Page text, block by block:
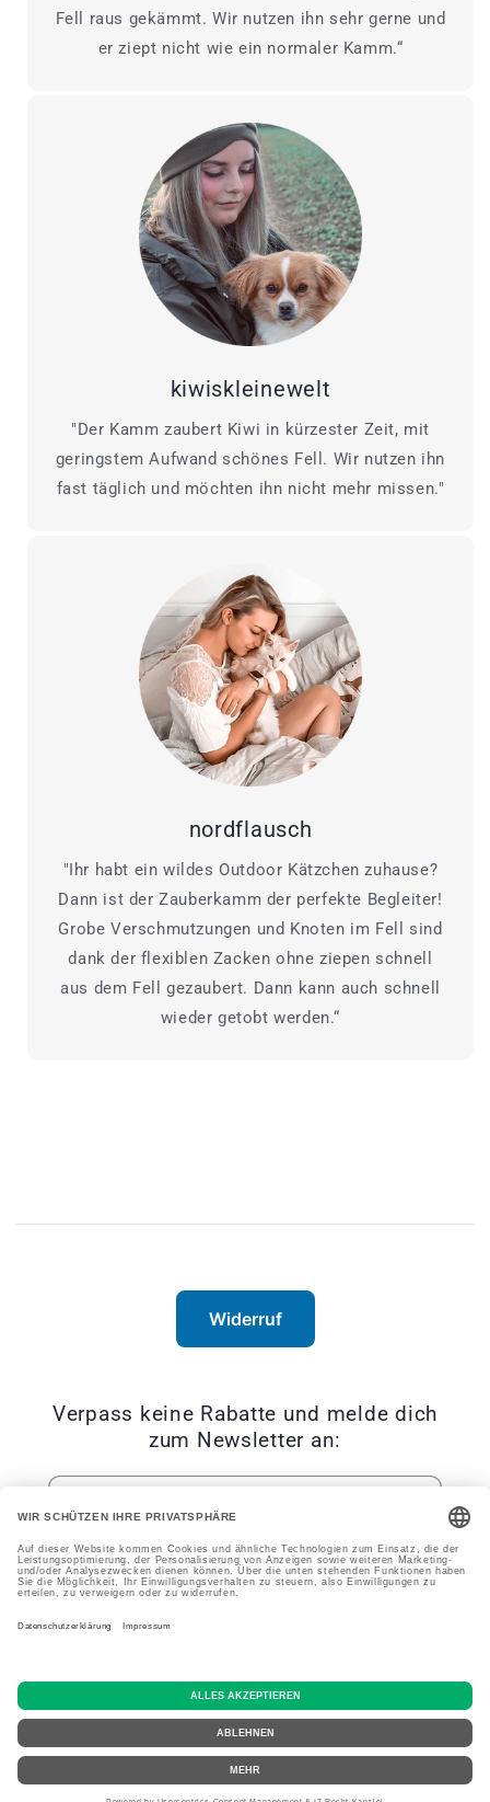
Fell raus gekämmt. Wir nutzen ihn sehr gerne und
er ziept nicht wie ein normaler Kamm.“
kiwiskleinewelt
"Der Kamm zaubert Kiwi in kürzester Zeit, mit
geringstem Aufwand schönes Fell. Wir nutzen ihn
fast täglich und möchten ihn nicht mehr missen."
nordflausch
"Ihr habt ein wildes Outdoor Kätzchen zuhause?
Dann ist der Zauberkamm der perfekte Begleiter!
Grobe Verschmutzungen und Knoten im Fell sind
dank der flexiblen Zacken ohne ziepen schnell
aus dem Fell gezaubert. Dann kann auch schnell
wieder getobt werden.“
Widerruf
Verpass keine Rabatte und melde dich
zum Newsletter an:
FacebookInstagramYouTubeTikTok
Zahlungsmethoden
Powered by Shopify
AGB
Kontaktinformationen